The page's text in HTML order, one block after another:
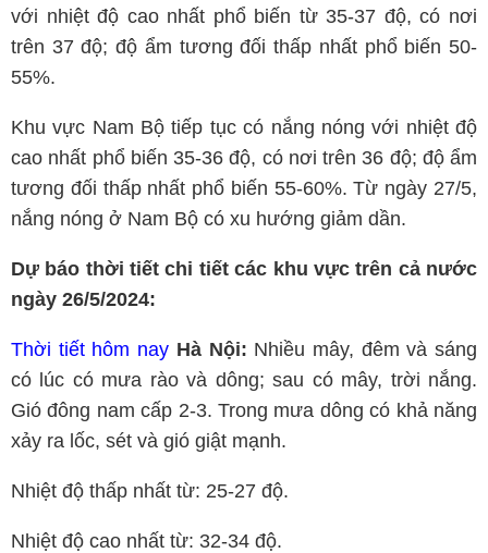
với nhiệt độ cao nhất phổ biến từ 35-37 độ, có nơi
trên 37 độ; độ ẩm tương đối thấp nhất phổ biến 50-
55%.
Khu vực Nam Bộ tiếp tục có nắng nóng với nhiệt độ
cao nhất phổ biến 35-36 độ, có nơi trên 36 độ; độ ẩm
tương đối thấp nhất phổ biến 55-60%. Từ ngày 27/5,
nắng nóng ở Nam Bộ có xu hướng giảm dần.
Dự báo thời tiết chi tiết các khu vực trên cả nước
ngày 26/5/2024:
Thời tiết hôm nay Hà Nội: Nhiều mây, đêm và sáng
có lúc có mưa rào và dông; sau có mây, trời nắng.
Gió đông nam cấp 2-3. Trong mưa dông có khả năng
xảy ra lốc, sét và gió giật mạnh.
Nhiệt độ thấp nhất từ: 25-27 độ.
Nhiệt độ cao nhất từ: 32-34 độ.